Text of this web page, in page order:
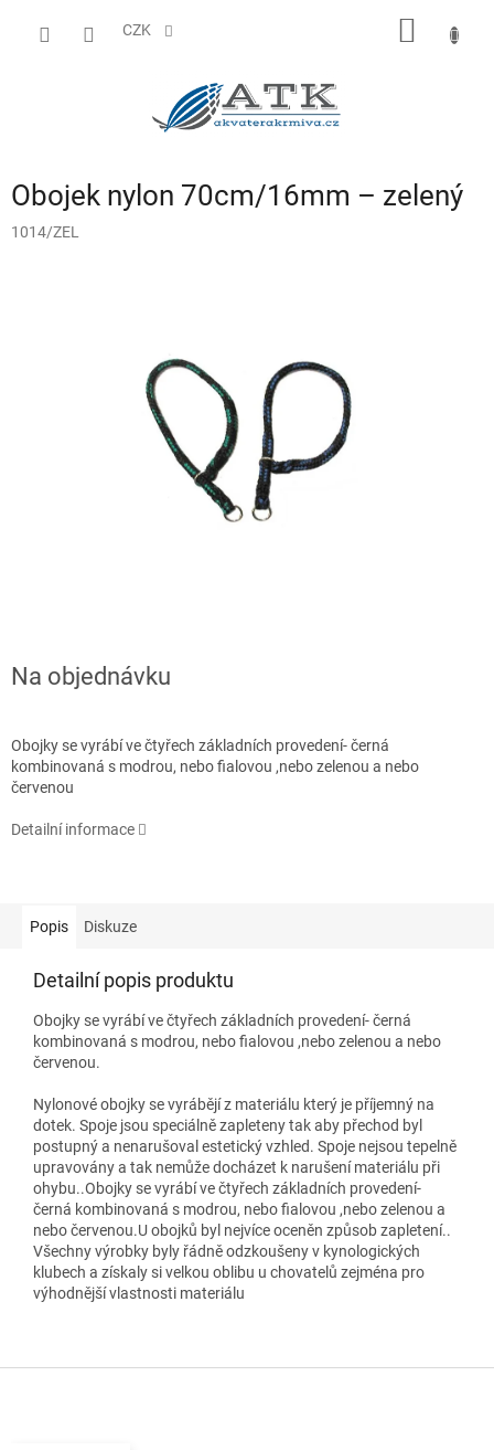
CZK
Obojek nylon 70cm/16mm – zelený
1014/ZEL
Na objednávku
Obojky se vyrábí ve čtyřech základních provedení- černá
kombinovaná s modrou, nebo fialovou ,nebo zelenou a nebo
červenou
Detailní informace
Popis Diskuze
Detailní popis produktu
Obojky se vyrábí ve čtyřech základních provedení- černá
kombinovaná s modrou, nebo fialovou ,nebo zelenou a nebo
červenou.
Nylonové obojky se vyrábějí z materiálu který je příjemný na
dotek. Spoje jsou speciálně zapleteny tak aby přechod byl
postupný a nenarušoval estetický vzhled. Spoje nejsou tepelně
upravovány a tak nemůže docházet k narušení materiálu při
ohybu..Obojky se vyrábí ve čtyřech základních provedení-
černá kombinovaná s modrou, nebo fialovou ,nebo zelenou a
nebo červenou.U obojků byl nejvíce oceněn způsob zapletení..
Všechny výrobky byly řádně odzkoušeny v kynologických
klubech a získaly si velkou oblibu u chovatelů zejména pro
výhodnější vlastnosti materiálu